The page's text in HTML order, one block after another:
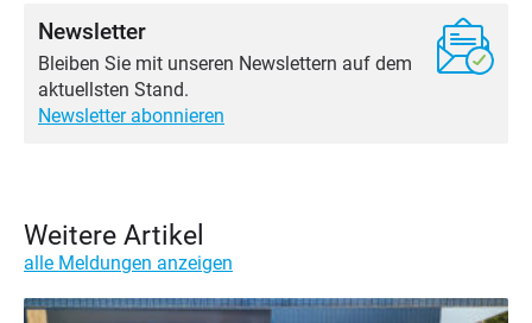
Newsletter
Bleiben Sie mit unseren Newslettern auf dem
aktuellsten Stand.
Newsletter abonnieren
Weitere Artikel
alle Meldungen anzeigen